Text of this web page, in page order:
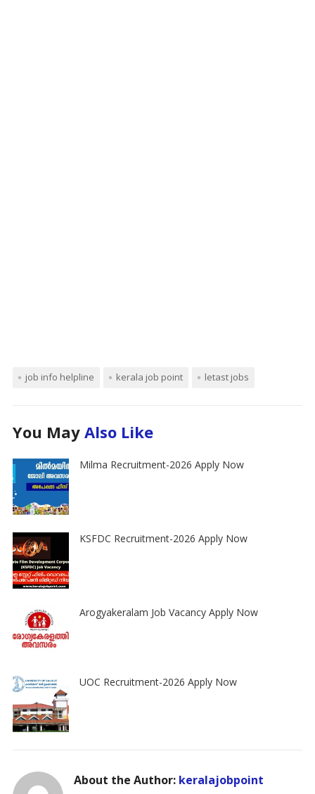
job info helpline kerala job point letast jobs
You May Also Like
Milma Recruitment-2026 Apply Now
KSFDC Recruitment-2026 Apply Now
Arogyakeralam Job Vacancy Apply Now
UOC Recruitment-2026 Apply Now
About the Author: keralajobpoint